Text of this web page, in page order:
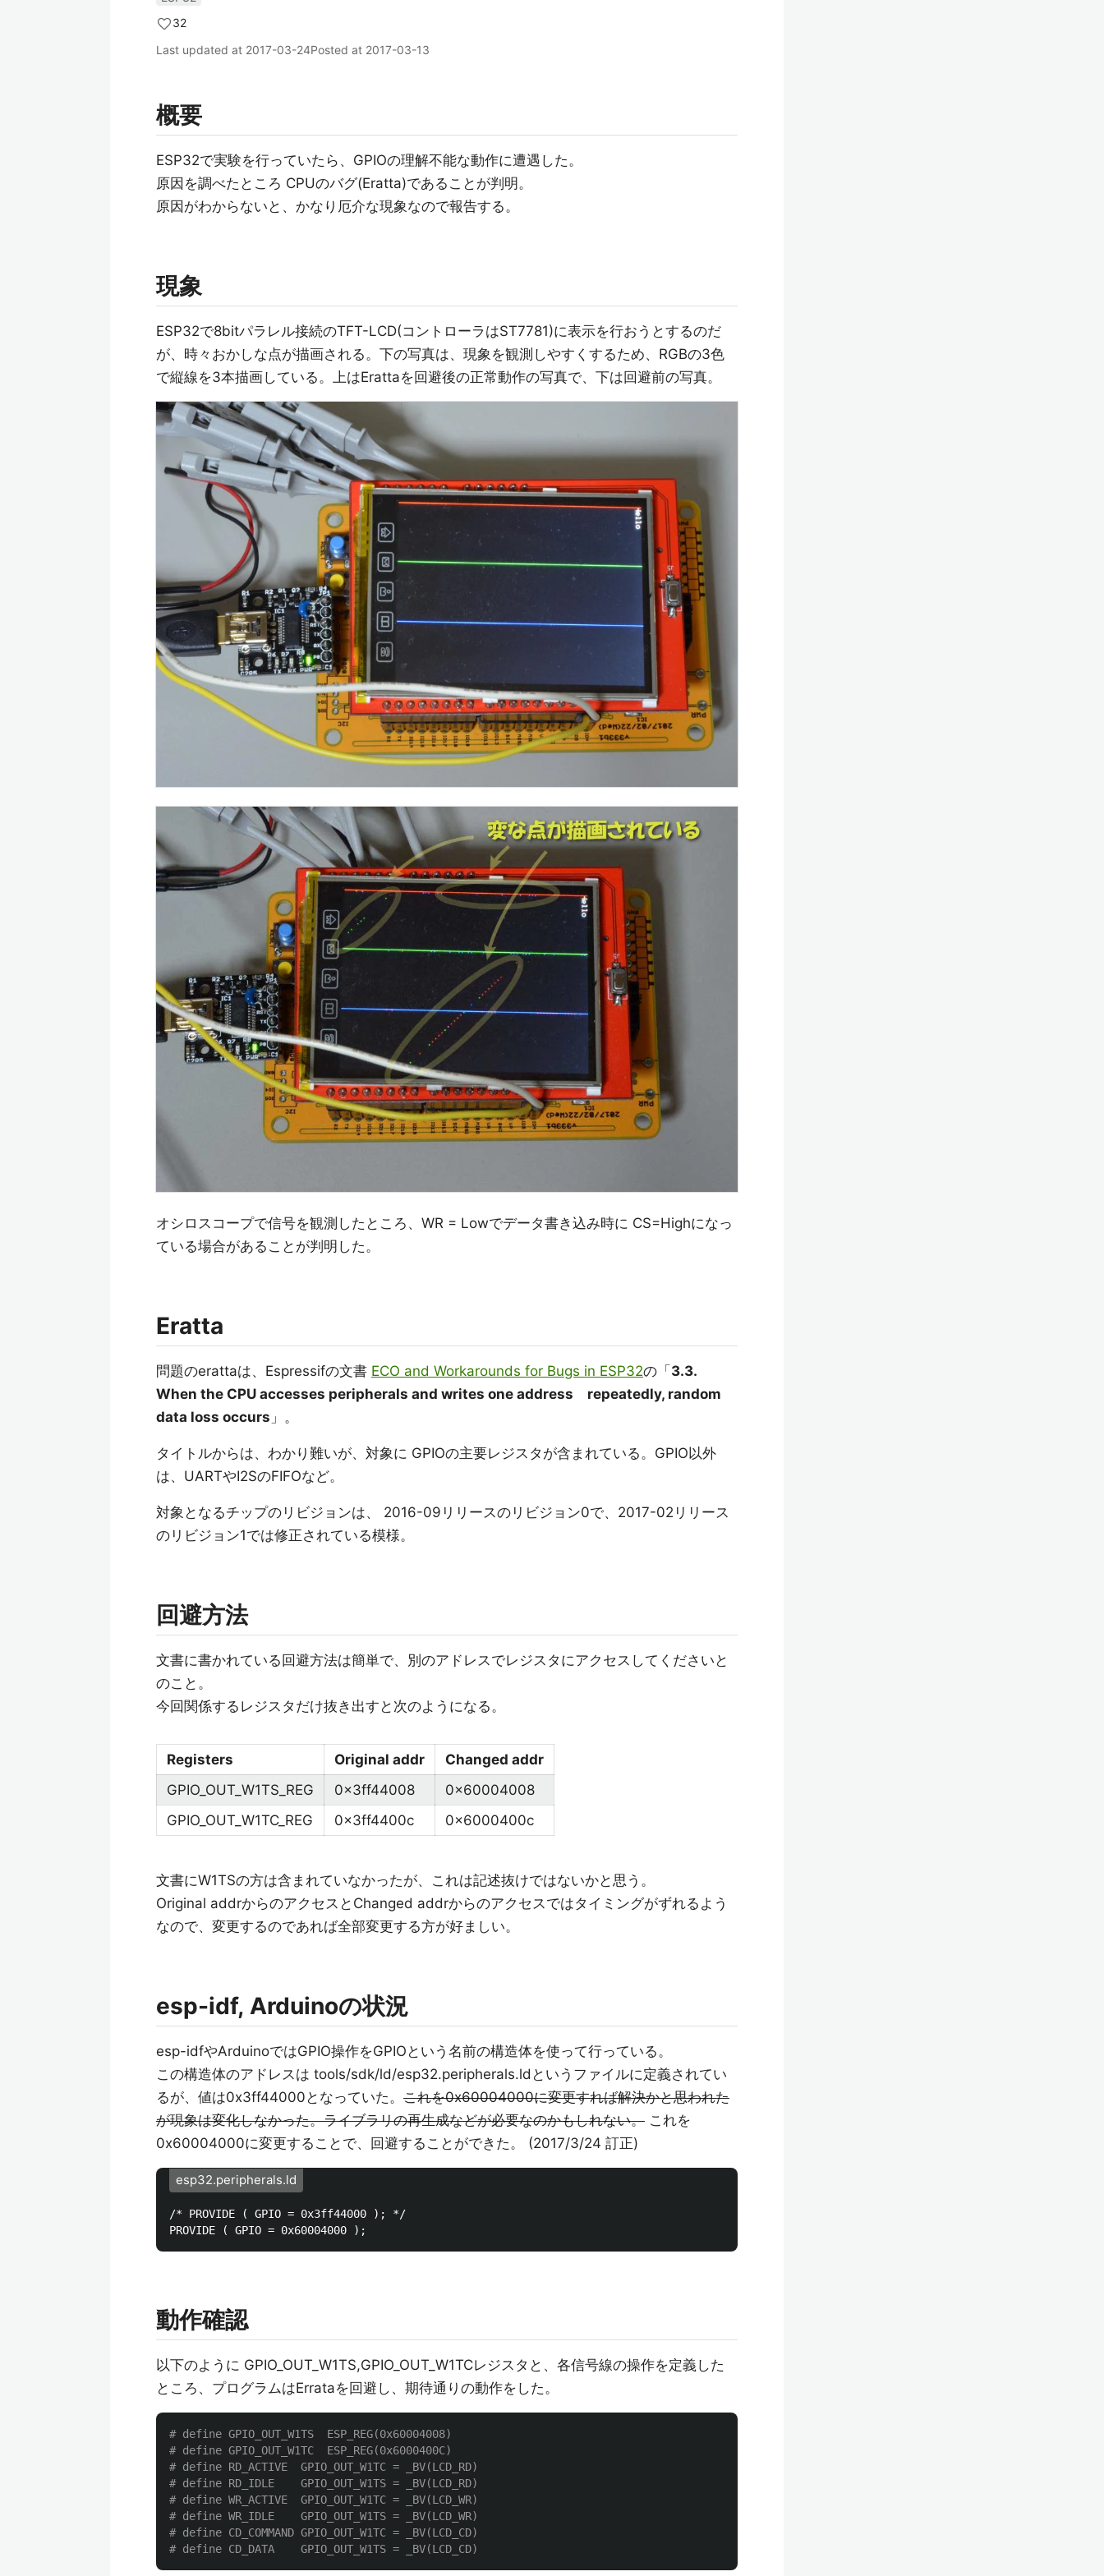
32
Last updated at 2017-03-24Posted at 2017-03-13
概要
ESP32で実験を行っていたら、GPIOの理解不能な動作に遭遇した。
原因を調べたところ CPUのバグ(Eratta)であることが判明。
原因がわからないと、かなり厄介な現象なので報告する。
現象
ESP32で8bitパラレル接続のTFT-LCD(コントローラはST7781)に表示を行おうとするのだ
が、時々おかしな点が描画される。下の写真は、現象を観測しやすくするため、RGBの3色
で縦線を3本描画している。上はErattaを回避後の正常動作の写真で、下は回避前の写真。
オシロスコープで信号を観測したところ、WR = Lowでデータ書き込み時に CS=Highになっ
ている場合があることが判明した。
Eratta
問題のerattaは、Espressifの文書 ECO and Workarounds for Bugs in ESP32の「3.3.
When the CPU accesses peripherals and writes one address repeatedly, random
data loss occurs 」。
タイトルからは、わかり難いが、対象に GPIOの主要レジスタが含まれている。GPIO以外
は、UARTやI2SのFIFOなど。
対象となるチップのリビジョンは、 2016-09リリースのリビジョン0で、2017-02リリース
のリビジョン1では修正されている模様。
回避方法
文書に書かれている回避方法は簡単で、別のアドレスでレジスタにアクセスしてくださいと
のこと。
今回関係するレジスタだけ抜き出すと次のようになる。
Registers Original addr
Changed addr
GPIO_OUT_W1TS_REG
0x3ff44008
0x60004008
GPIO_OUT_W1TC_REG
0x3ff4400c 0x6000400c
文書にW1TSの方は含まれていなかったが、これは記述抜けではないかと思う。
Original addrからのアクセスとChanged addrからのアクセスではタイミングがずれるよう
なので、変更するのであれば全部変更する方が好ましい。
esp-idf, Arduinoの状況
esp-idfやArduinoではGPIO操作をGPIOという名前の構造体を使って行っている。
この構造体のアドレスは tools/sdk/ld/esp32.peripherals.ldというファイルに定義されてい
るが、値は0x3ff44000となっていた。 これを0x60004000に変更すれば解決かと思われた
が現象は変化しなかった。ライブラリの再生成などが必要なのかもしれない。 これを
0x60004000に変更することで、回避することができた。 (2017/3/24 訂正)
esp32.peripherals.ld
/* PROVIDE ( GPIO = 0x3ff44000 ); */
動作確認
以下のように GPIO_OUT_W1TS,GPIO_OUT_W1TCレジスタと、各信号線の操作を定義した
ところ、プログラムはErrataを回避し、期待通りの動作をした。
# define GPIO_OUT_W1TS	ESP_REG(0x60004008)
# define GPIO_OUT_W1TC	ESP_REG(0x6000400C)
# define RD_ACTIVE  GPIO_OUT_W1TC = _BV(LCD_RD)
# define RD_IDLE    GPIO_OUT_W1TS = _BV(LCD_RD)
# define WR_ACTIVE  GPIO_OUT_W1TC = _BV(LCD_WR)
# define WR_IDLE    GPIO_OUT_W1TS = _BV(LCD_WR)
# define CD_COMMAND GPIO_OUT_W1TC = _BV(LCD_CD)